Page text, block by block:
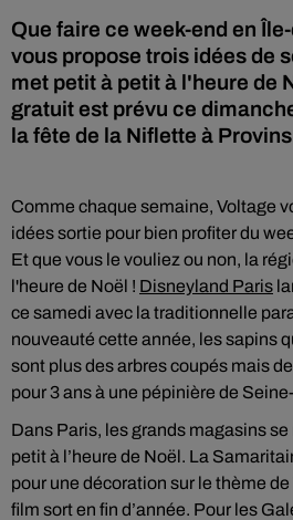
Que faire ce week-end en
vous propose trois idées de
met petit à petit à l'heure de
gratuit est prévu ce
la fête de la Niflette à Provins
Comme chaque semaine, Voltage
idées sortie pour bien profiter du
Et que vous le vouliez ou non, la
l'heure de Noël ! Disneyland Paris
ce samedi avec la traditionnelle
nouveauté cette année, les sapins
sont plus des arbres coupés mais
pour 3 ans à une pépinière de
Dans Paris, les grands magasins
petit à l’heure de Noël. La
pour une décoration sur le thème de
film sort en fin d’année. Pour les